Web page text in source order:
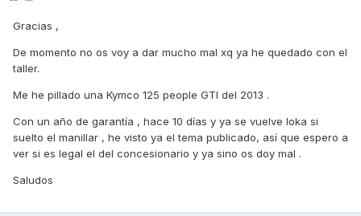
Gracias ,
De momento no os voy a dar mucho mal xq ya he quedado con el
taller.
Me he pillado una Kymco 125 people GTI del 2013 .
Con un año de garantía , hace 10 días y ya se vuelve loka si
suelto el manillar , he visto ya el tema publicado, así que espero a
ver si es legal el del concesionario y ya sino os doy mal .
Saludos